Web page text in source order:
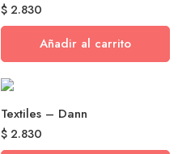
$2.830
Añadir al carrito
Textiles – Dann
$2.830